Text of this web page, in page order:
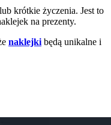
krótkie życzenia. Jest to
na prezenty.
naklejki będą unikalne i